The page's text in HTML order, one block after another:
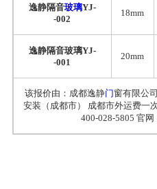
逸静隔音玻璃YJ-
-002
18mm
逸静隔音玻璃YJ-
-001
20mm
该报价由：成都逸静门窗有限公
安装（成都市） 成都市外运费一
400-028-5805 官网